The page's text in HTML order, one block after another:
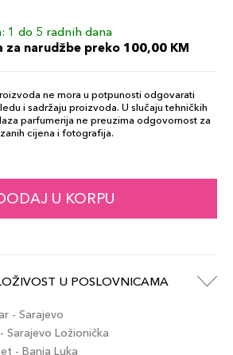
112,00 KM
112,00 KM
112,00 KM
1 do 5 radnih dana
za narudžbe preko 100,00 KM
ne mora u potpunosti odgovarati
i sadržaju proizvoda. U slučaju tehničkih
parfumerija ne preuzima odgovornost za
cijena i fotografija.
U KORPU
U POSLOVNICAMA
- Sarajevo
Sarajevo Ložionička
- Banja Luka